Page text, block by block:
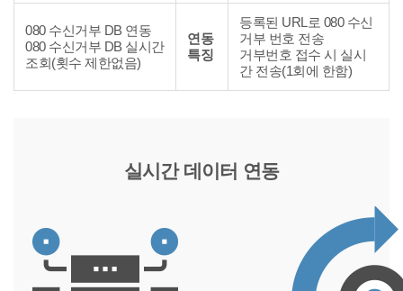
내
080 수신거부 DB 연동
080 수신거부 DB 실시간
조회(횟수 제한없음)
연동
특징
등록된 URL로 080 수신
거부 번호 전송
거부번호 접수 시 실시
간 전송(1회에 한함)
실시간 데이터 연동